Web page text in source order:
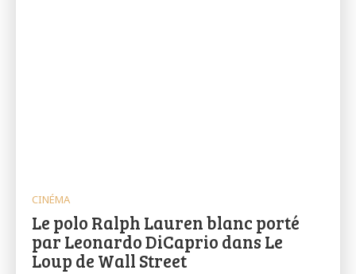
CINÉMA
Le polo Ralph Lauren blanc porté
par Leonardo DiCaprio dans Le
Loup de Wall Street